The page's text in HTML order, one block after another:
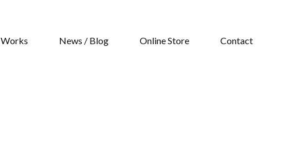
Works News / Blog Online Store Contact